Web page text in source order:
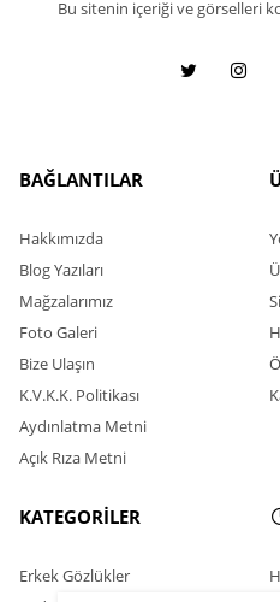
Bu sitenin içeriği ve görselleri
BAĞLANTILAR
Hakkımızda
Blog Yazıları
Mağzalarımız
Foto Galeri
Bize Ulaşın
K.V.K.K. Politikası
Aydınlatma Metni
Açık Rıza Metni
KATEGORİLER
Erkek Gözlükler